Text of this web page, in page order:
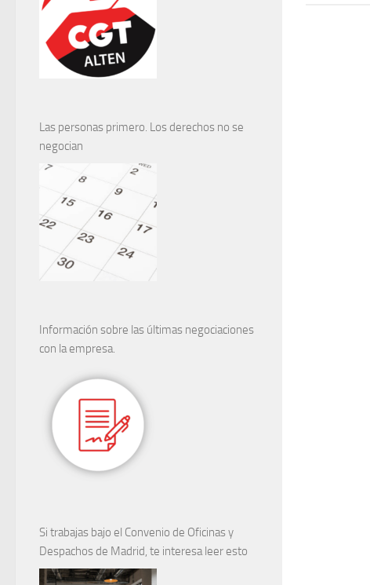
Las personas primero. Los derechos no se
negocian
Información sobre las últimas negociaciones
con la empresa.
Si trabajas bajo el Convenio de Oficinas y
Despachos de Madrid, te interesa leer esto